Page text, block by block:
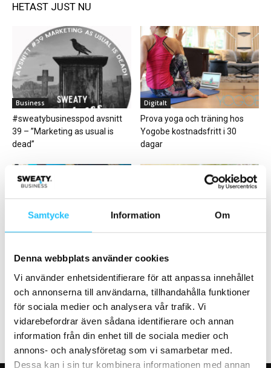
Samtycke Information Om
Denna webbplats använder cookies
Vi använder enhetsidentifierare för att anpassa innehållet
och annonserna till användarna, tillhandahålla funktioner
för sociala medier och analysera vår trafik. Vi
vidarebefordrar även sådana identifierare och annan
information från din enhet till de sociala medier och
annons- och analysföretag som vi samarbetar med.
Dessa kan i sin tur kombinera informationen med annan
HETAST JUST NU
Business
#sweatybusinesspod avsnitt
39 – ”Marketing as usual is
dead”
Digitalt
Prova yoga och träning hos
Yogobe kostnadsfritt i 30
dagar
Ny PT-utbildning med fokus på
Friskis lanserar nytt
att komma närmare
stockholmarna